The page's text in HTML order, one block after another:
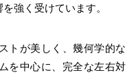
強く受けています。
トが美しく、幾何学的な
を中心に、完全な左右対